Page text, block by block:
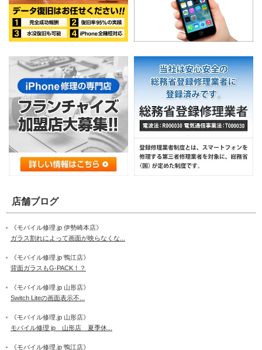
店舗ブログ
《モバイル修理.jp 伊勢崎本店》
ガラス割れによって画面が映らなくな...
《モバイル修理.jp 鴨江店》
背面ガラスもG-PACK！？
《モバイル修理.jp 山形店》
Switch Liteの画面表示不...
《モバイル修理.jp 山形店》
モバイル修理 jp 山形店 夏季休...
《モバイル修理.jp 鴨江店》